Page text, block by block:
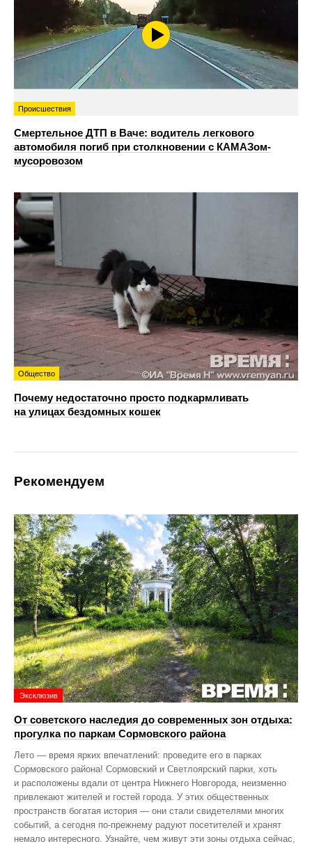
Происшествия
Смертельное ДТП в Ваче: водитель легкового
автомобиля погиб при столкновении с КАМАЗом-
мусоровозом
Общество
Почему недостаточно просто подкармливать
на улицах бездомных кошек
Рекомендуем
Эксклюзив
От советского наследия до современных зон отдыха:
прогулка по паркам Сормовского района
Лето — время ярких впечатлений: проведите его в парках
Сормовского района! Сормовский и Светлоярский парки, хоть
и расположены вдали от центра Нижнего Новгорода, неизменно
привлекают жителей и гостей города. У этих общественных
пространств богатая история — они стали свидетелями многих
событий, а сегодня по‑прежнему радуют посетителей и хранят
немало интересного. Узнайте, чем живут эти зоны отдыха сейчас,